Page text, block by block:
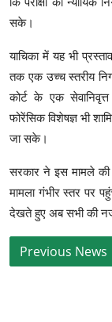
सके।
याचिका में यह भी
तक एक उच्च स्तरीय
कोर्ट के एक
फोरेंसिक विशेषज्ञ भी
जा सके।
सरकार ने इस मामले
मामला गंभीर स्तर पर
देखते हुए अब सभी की